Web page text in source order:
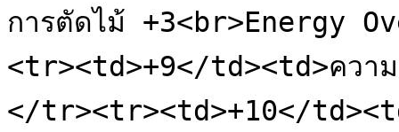
การตัดไม้ +3<br>Energy
<tr><td>+9</td><td>ความ
</tr><tr><td>+10</